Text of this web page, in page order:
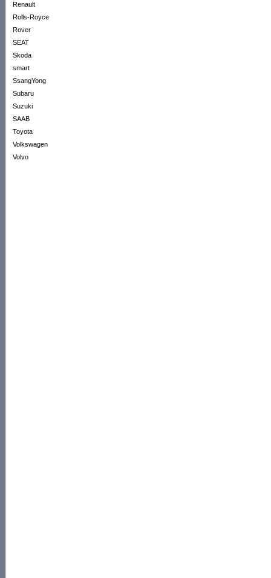
Renault
Rolls-Royce
Rover
SEAT
Skoda
smart
SsangYong
Subaru
Suzuki
SAAB
Toyota
Volkswagen
Volvo